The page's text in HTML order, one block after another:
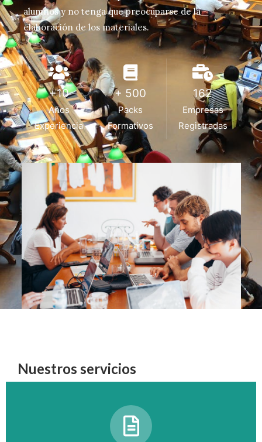
alumnos y no tenga que preocuparse de la
elaboración de los materiales.
+10
Años
Experiencia
+ 500
Packs
Formativos
162
Empresas
Registradas
Nuestros servicios